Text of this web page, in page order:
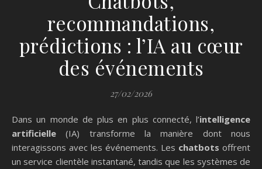
recommandations,
prédictions : l’IA au cœur
des événements
27/02/2026
Dans un monde de plus en plus connecté, l’intelligence
artificielle (IA) transforme la manière dont nous
interagissons avec les événements. Les chatbots offrent
un service clientèle instantané, tandis que les systèmes de